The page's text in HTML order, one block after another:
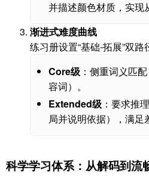
并描述颜色材质，实现
渐进式难度曲线
练习册设置“基础-拓展”双路
Core级 ：侧重词义匹
容词）。
Extended级 ：要求推
局并说明依据），满足
科学学习体系：从解码到流